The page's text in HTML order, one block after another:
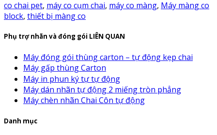
co chai pet, máy co cụm chai, máy co màng, Máy màng co
block, thiết bị màng co
Phụ trợ nhãn và đóng gói LIÊN QUAN
Máy đóng gói thùng carton – tự động kẹp chai
Máy gấp thùng Carton
Máy in phun ký tự tự động
Máy dán nhãn tự động 2 miếng tròn phẳng
Máy chèn nhãn Chai Côn tự động
Danh mục